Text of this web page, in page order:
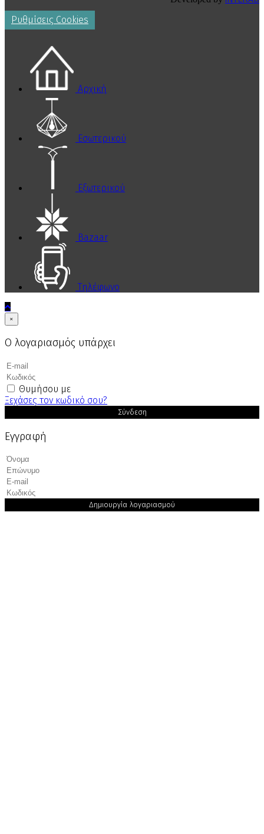
Ρυθμίσεις Cookies
Αρχική
Εσωτερικού
Εξωτερικού
Bazaar
Τηλέφωνο
×
Ο λογαριασμός υπάρχει
Θυμήσου με
Ξεχάσες τον κωδικό σου?
Σύνδεση
Εγγραφή
Δημιουργία λογαριασμού